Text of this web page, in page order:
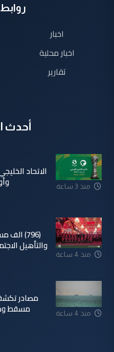
اخبار
اخبار محلية
تقارير
أحدث
منذ 3 ساعة
منذ 4 ساعة
(796)
والتأهيل
منذ 4 ساعة
مصادر
مسقط